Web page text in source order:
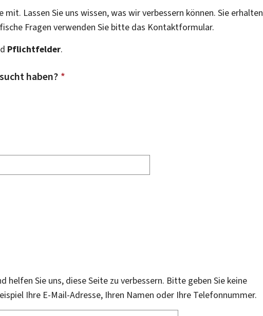
mit. Lassen Sie uns wissen, was wir verbessern können. Sie erhalten
Fragen verwenden Sie bitte das Kontaktformular.
Pflichtfelder.
haben? *
helfen Sie uns, diese Seite zu verbessern. Bitte geben Sie keine
Ihre E-Mail-Adresse, Ihren Namen oder Ihre Telefonnummer.